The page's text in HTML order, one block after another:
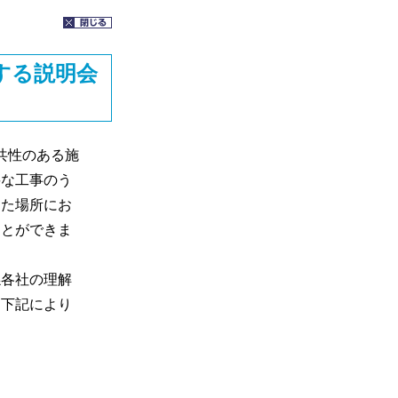
る説明会
性のある施
工事のう
場所にお
ができま
社の理解
記により